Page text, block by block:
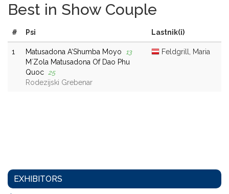
Best in Show Couple
# Psi Lastnik(i)
1 Matusadona A‘Shumba Moyo 13
M´Zola Matusadona Of Dao Phu
Quoc 25
Rodezijski Grebenar
Feldgrill, Maria
EXHIBITORS